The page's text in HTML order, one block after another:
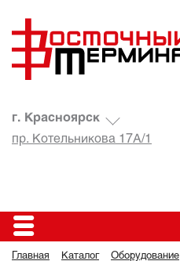
г. Красноярск
пр. Котельникова 17А/1
Главная Каталог Оборудование